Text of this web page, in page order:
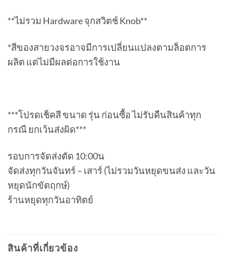
**ไม่รวม Hardware จุกสวิตช์ Knob**
*สีของสายวงจรอาจมีการเปลี่ยนแปลงตามล็อตการ
ผลิต แต่ไม่มีผลต่อการใช้งาน
***โปรดเช็คสี ขนาด รุ่น ก่อนซื้อ ไม่รับคืนสินค้าทุก
กรณี ยกเว้นส่งผิด***
รอบการจัดส่งตัด 10:00น
จัดส่งทุกวันจันทร์ – เสาร์ (ไม่รวมวันหยุดขนส่ง และวัน
หยุดนักขัตฤกษ์)
ร้านหยุดทุกวันอาทิตย์
สินค้าที่เกี่ยวข้อง